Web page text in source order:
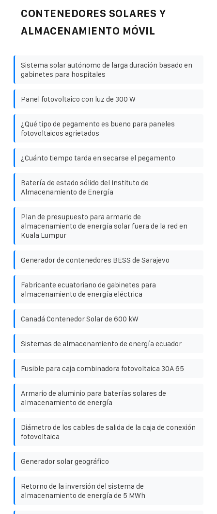
CONTENEDORES SOLARES Y
ALMACENAMIENTO MÓVIL
Sistema solar autónomo de larga duración basado en
gabinetes para hospitales
Panel fotovoltaico con luz de 300 W
¿Qué tipo de pegamento es bueno para paneles
fotovoltaicos agrietados
¿Cuánto tiempo tarda en secarse el pegamento
Batería de estado sólido del Instituto de
Almacenamiento de Energía
Plan de presupuesto para armario de
almacenamiento de energía solar fuera de la red en
Kuala Lumpur
Generador de contenedores BESS de Sarajevo
Fabricante ecuatoriano de gabinetes para
almacenamiento de energía eléctrica
Canadá Contenedor Solar de 600 kW
Sistemas de almacenamiento de energía ecuador
Fusible para caja combinadora fotovoltaica 30A 65
Armario de aluminio para baterías solares de
almacenamiento de energía
Diámetro de los cables de salida de la caja de conexión
fotovoltaica
Generador solar geográfico
Retorno de la inversión del sistema de
almacenamiento de energía de 5 MWh